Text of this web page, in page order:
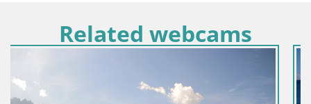
Related webcams